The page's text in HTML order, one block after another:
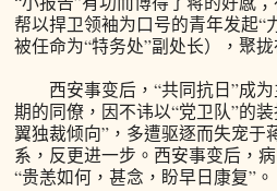
帮以捍卫领袖为口号的青年发起“
被任命为“特务处”副处长），聚
西安事变后，“共同抗日”成为
期的同僚，因不讳以“党卫队”的
翼独裁倾向”，多遭驱逐而失宠于
系，反更进一步。西安事变后，
“贵恙如何，甚念，盼早日康复”。